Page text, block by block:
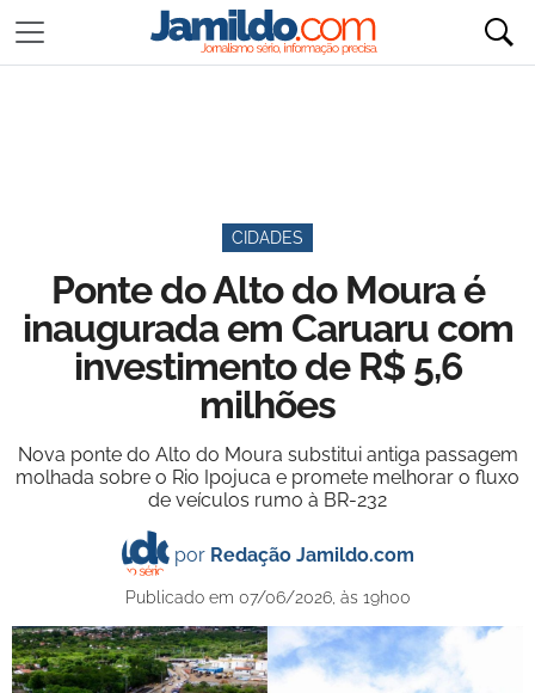
CIDADES
Ponte do Alto do Moura é
inaugurada em Caruaru com
investimento de R$ 5,6
milhões
Nova ponte do Alto do Moura substitui antiga passagem
molhada sobre o Rio Ipojuca e promete melhorar o fluxo
de veículos rumo à BR-232
por Redação Jamildo.com
Publicado em 07/06/2026, às 19h00